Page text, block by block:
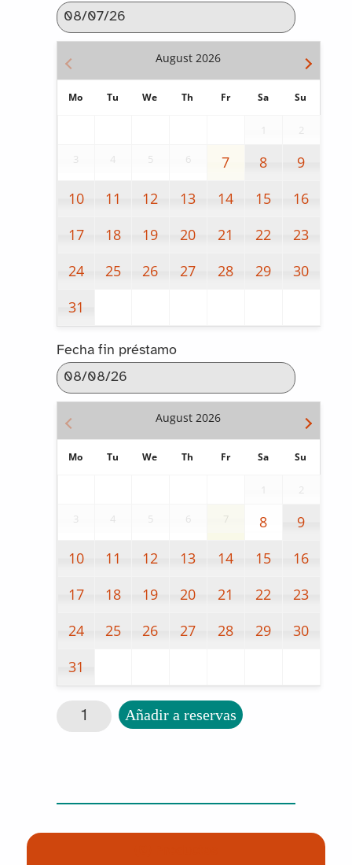
August 2026
Mo Tu We Th Fr Sa Su
2
3 4 5 6 7 8
9
10
11 12 13 14 15
16
17
18 19 20 21 22
23
24
25 26 27 28 29
30
31
Fecha fin préstamo
August 2026
Mo Tu We Th Fr Sa Su
2
3 4 5 6 7 8
9
10
11 12 13 14 15
16
17
18 19 20 21 22
23
24
25 26 27 28 29
30
31
Silla de ruedas Teyder cantidad
Añadir a reservas